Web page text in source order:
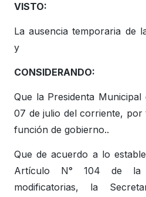
VISTO:
La ausencia temporaria de
y
CONSIDERANDO:
Que la Presidenta
07 de julio del corriente, por
función de gobierno..
Que de acuerdo a lo
Artículo N° 104 de
modificatorias, la